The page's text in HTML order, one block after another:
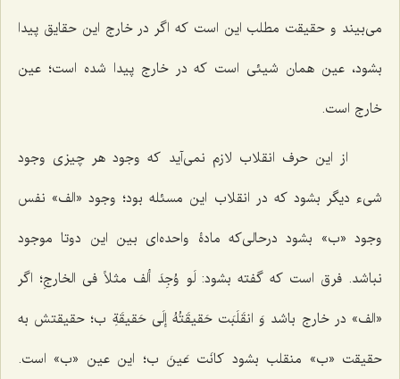
می‌بیند و حقیقت مطلب این است که اگر در خارج این حقایق پیدا
بشود، عین همان شیئی است که در خارج پیدا شده است؛ عین
خارج است.
از این حرف انقلاب لازم نمی‌آید که وجود هر چیزی وجود
شیء دیگر بشود که در انقلاب این مسئله بود؛ وجود «الف» نفس
وجود «ب» بشود درحالی‌که مادۀ واحد‌ه‌ای بین این دوتا موجود
نباشد. فرق است که گفته بشود:لَو وُجِدَ ألف مثلاً فی الخارجِ؛ اگر
«الف» در خارج باشد وَ انقَلَبَت حَقیقَتُهُ إلَى حَقیقَةِ ب؛ حقیقتش به
حقیقت «ب» منقلب بشود کانَت عَینَ ب؛ این عین «ب» است.